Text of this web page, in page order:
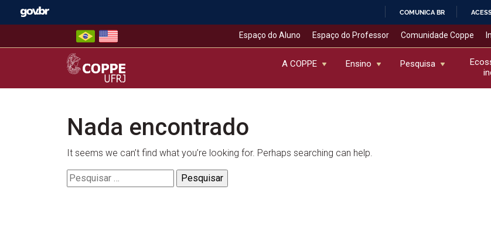
COMUNICA BR
Espaço do Aluno Espaço do Professor Comunidade Coppe
COPPE – UFRJ
A COPPE Ensino Pesquisa
Nada encontrado
It seems we can’t find what you’re looking for. Perhaps searching can help.
Pesquisar
por: